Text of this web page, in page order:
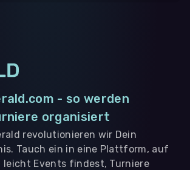
- so werden
organisiert
revolutionieren wir Dein
Tauch ein in eine Plattform, auf
leicht Events findest, Turniere